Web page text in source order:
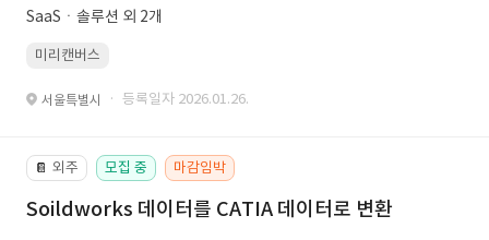
SaaSㆍ솔루션 외 2개
미리캔버스
서울특별시 · 등록일자 2026.01.26.
📔 외주 모집 중 마감임박
Soildworks 데이터를 CATIA 데이터로 변환